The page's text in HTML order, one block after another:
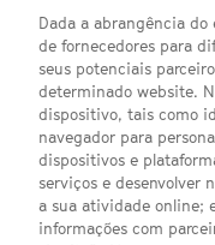
Dada a abrangência
de fornecedores para
seus potenciais
determinado website.
dispositivo, tais como
navegador para
dispositivos e
serviços e desenvolver
a sua atividade online;
informações com